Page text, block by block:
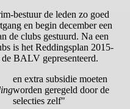
bestuur de leden zo goed
en begin december een
de clubs gestuurd. Na een
is het Reddingsplan 2015-
BALV gepresenteerd.
en extra subsidie moeten
worden geregeld door de
selecties zelf"